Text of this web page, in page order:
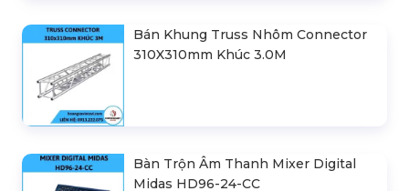
Bán Khung Truss Nhôm Connector
310X310mm Khúc 3.0M
Bàn Trộn Âm Thanh Mixer Digital
Midas HD96-24-CC